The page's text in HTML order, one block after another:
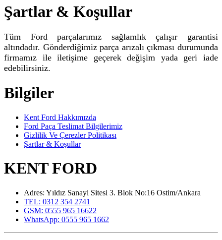
Şartlar & Koşullar
Tüm Ford parçalarımız sağlamlık çalışır garantisi
altındadır. Gönderdiğimiz parça arızalı çıkması durumunda
firmamız ile iletişime geçerek değişim yada geri iade
edebilirsiniz.
Bilgiler
Kent Ford Hakkımızda
Ford Paça Teslimat Bilgilerimiz
Gizlilik Ve Çerezler Politikası
Şartlar & Koşullar
KENT FORD
Adres: Yıldız Sanayi Sitesi 3. Blok No:16 Ostim/Ankara
TEL: 0312 354 2741
GSM: 0555 965 16622
WhatsApp: 0555 965 1662